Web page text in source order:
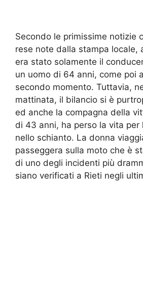
Secondo le primissime notizie
rese note dalla stampa locale,
era stato solamente il
un uomo di 64 anni, come poi
secondo momento. Tuttavia,
mattinata, il bilancio si è
ed anche la compagna della
di 43 anni, ha perso la vita
nello schianto. La donna
passeggera sulla moto che è
di uno degli incidenti più
siano verificati a Rieti negli